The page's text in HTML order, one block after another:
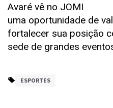
Avaré vê no JOMI
uma oportunidade de
fortalecer sua posição
sede de grandes
ESPORTES